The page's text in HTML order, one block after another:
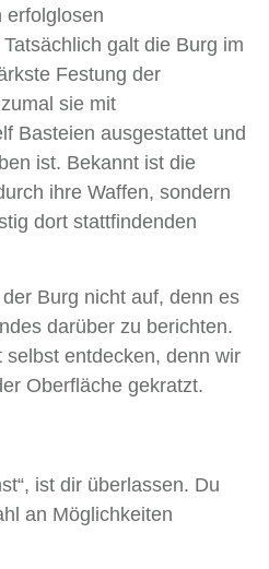
erfolglosen
galt die Burg im
Festung der
sie mit
Basteien ausgestattet und
ist. Bekannt ist die
ihre Waffen, sondern
dort stattfindenden
Burg nicht auf, denn es
darüber zu berichten.
entdecken, denn wir
Oberfläche gekratzt.
ist dir überlassen. Du
an Möglichkeiten